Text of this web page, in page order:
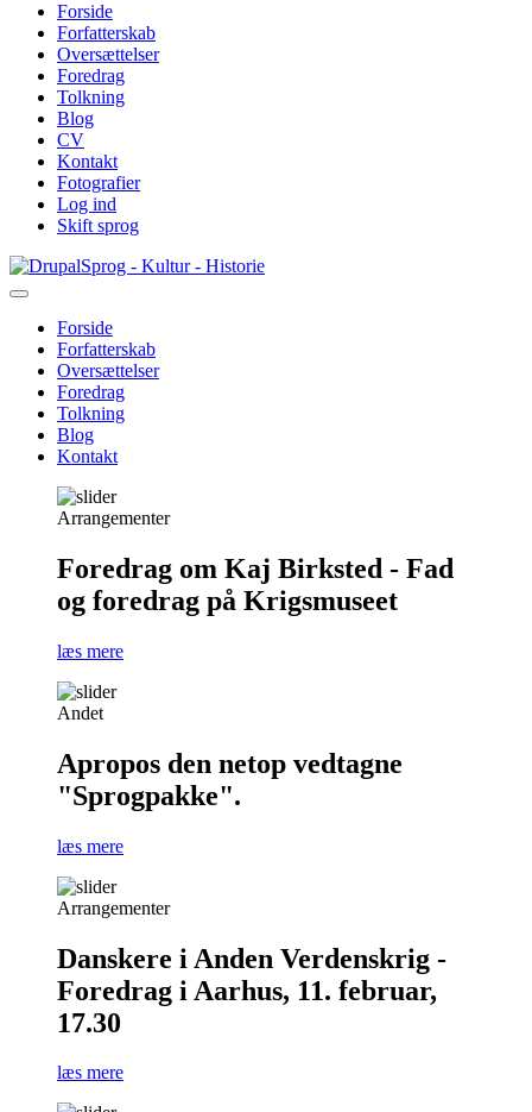
Forside
Forfatterskab
Oversættelser
Foredrag
Tolkning
Blog
CV
Kontakt
Fotografier
Log ind
Skift sprog
Gå
til
Sprog - Kultur - Historie
Primær
navigation
Forside
Forfatterskab
Oversættelser
Foredrag
Tolkning
Blog
Kontakt
Arrangementer
Foredrag om Kaj Birksted - Fad
og foredrag på Krigsmuseet
læs mere
Andet
Apropos den netop vedtagne
"Sprogpakke".
læs mere
Arrangementer
Danskere i Anden Verdenskrig -
Foredrag i Aarhus, 11. februar,
17.30
læs mere